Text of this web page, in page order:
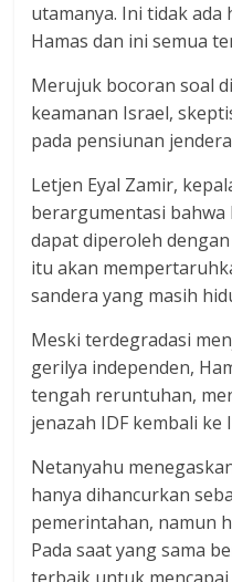
utamanya. Ini tidak
Hamas dan ini semua
Merujuk bocoran soal
keamanan Israel,
pada pensiunan
Letjen Eyal Zamir,
berargumentasi
dapat diperoleh
itu akan
sandera yang masih
Meski terdegradasi
gerilya independen,
tengah reruntuhan,
jenazah IDF kembali ke
Netanyahu
hanya dihancurkan
pemerintahan, namun
Pada saat yang sama